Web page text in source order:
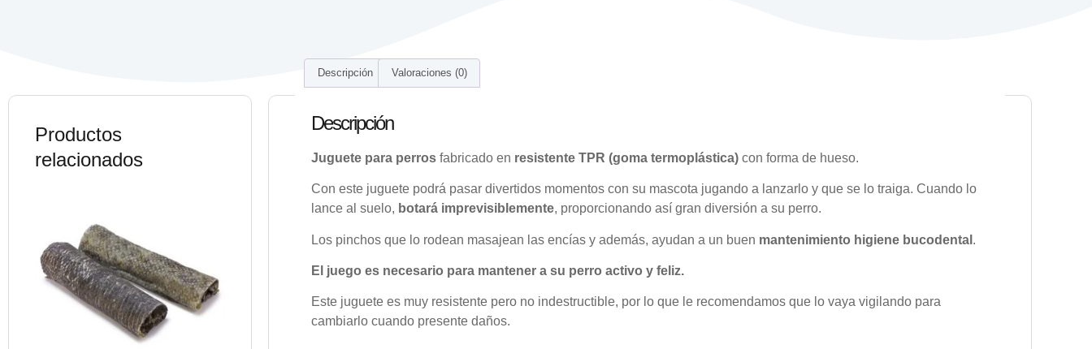
Productos
relacionados
Descripción Valoraciones (0)
Descripción
Juguete para perros fabricado en resistente TPR (goma termoplástica) con forma de hueso.
Con este juguete podrá pasar divertidos momentos con su mascota jugando a lanzarlo y que se lo traiga. Cuando lo
lance al suelo, botará imprevisiblemente, proporcionando así gran diversión a su perro.
Los pinchos que lo rodean masajean las encías y además, ayudan a un buen mantenimiento higiene bucodental .
El juego es necesario para mantener a su perro activo y feliz.
Este juguete es muy resistente pero no indestructible, por lo que le recomendamos que lo vaya vigilando para
cambiarlo cuando presente daños.